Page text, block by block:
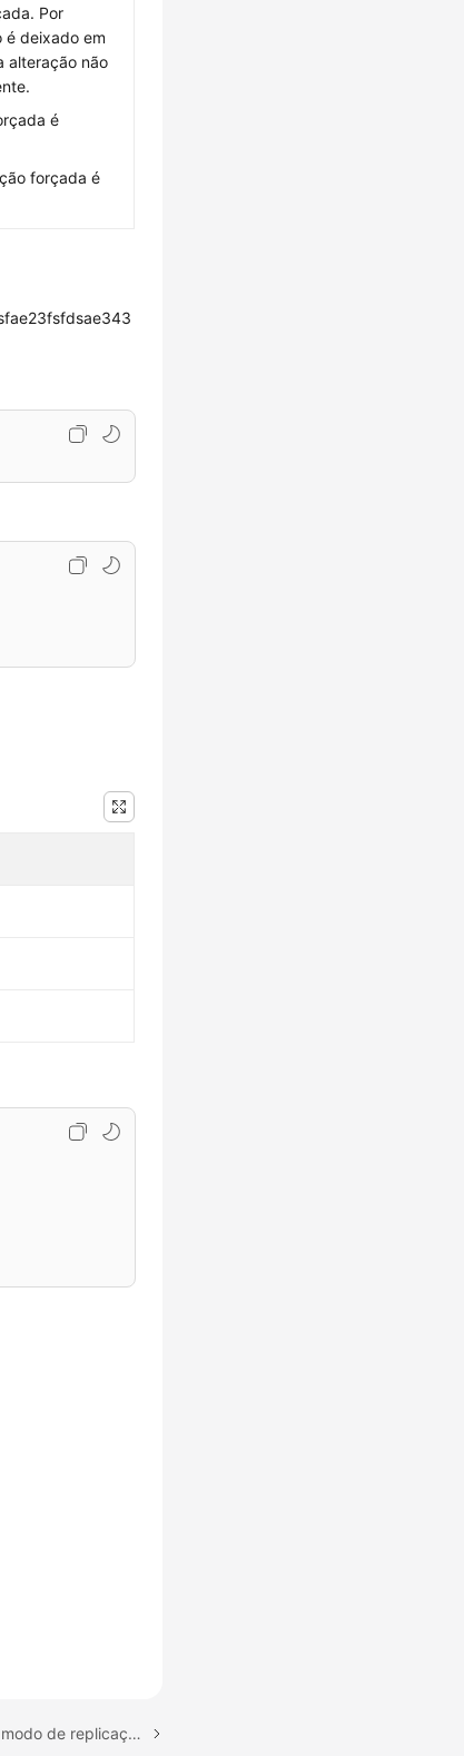
Por
é deixado em
alteração não
é
forçada é
Próximo tópico: Alteração do modo de replicação de dados de instâncias de banco de dados primárias/em espera